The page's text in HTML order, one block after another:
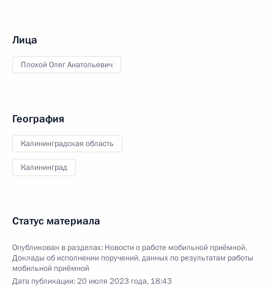
Лица
Плохой Олег Анатольевич
География
Калининградская область
Калининград
Статус материала
Опубликован в разделах: Новости о работе мобильной приёмной,
Доклады об исполнении поручений, данных по результатам работы
мобильной приёмной
Дата публикации:20 июля 2023 года, 18:43